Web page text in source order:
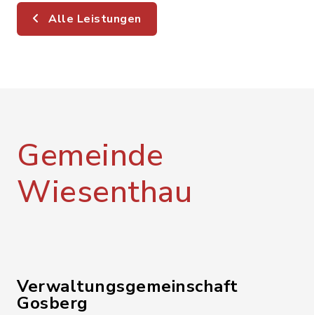
Alle Leistungen
Gemeinde
Wiesenthau
Verwaltungsgemeinschaft
Gosberg